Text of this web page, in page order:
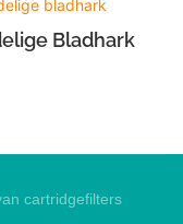
Bladhark
cartridgefilters